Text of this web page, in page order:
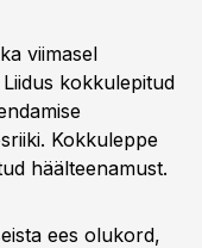
viimasel
kokkulepitud
Kokkuleppe
häälteenamust.
ees olukord,